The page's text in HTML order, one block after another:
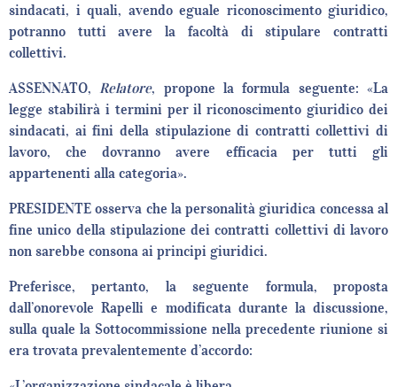
sindacati, i quali, avendo eguale riconoscimento giuridico,
potranno tutti avere la facoltà di stipulare contratti
collettivi.
ASSENNATO,Relatore, propone la formula seguente: «La
legge stabilirà i termini per il riconoscimento giuridico dei
sindacati, ai fini della stipulazione di contratti collettivi di
lavoro, che dovranno avere efficacia per tutti gli
appartenenti alla categoria».
PRESIDENTE osserva che la personalità giuridica concessa al
fine unico della stipulazione dei contratti collettivi di lavoro
non sarebbe consona ai principi giuridici.
Preferisce, pertanto, la seguente formula, proposta
dall’onorevole Rapelli e modificata durante la discussione,
sulla quale la Sottocommissione nella precedente riunione si
era trovata prevalentemente d’accordo: